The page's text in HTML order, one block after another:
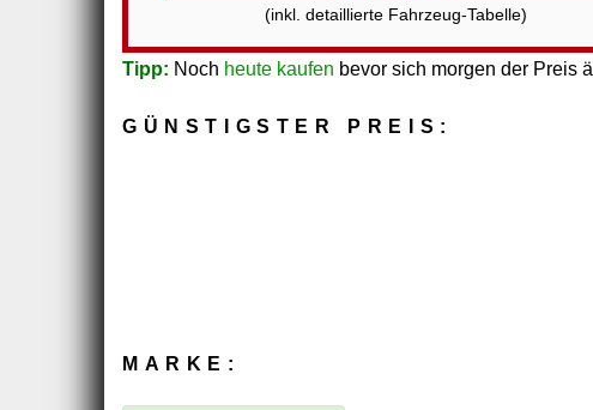
(inkl. detaillierte Fahrzeug-Tabelle)
Tipp: Noch heute kaufen bevor sich morgen der Preis
GÜNSTIGSTER PREIS:
MARKE: